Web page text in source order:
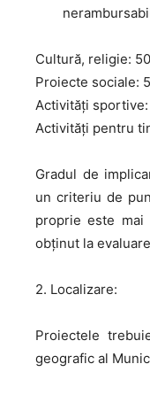
Cultură, religie:
Proiecte sociale:
Activităţi
Activităţi pentru
Gradul de
un criteriu de
proprie este mai
obţinut la
2. Localizare:
Proiectele
geografic al